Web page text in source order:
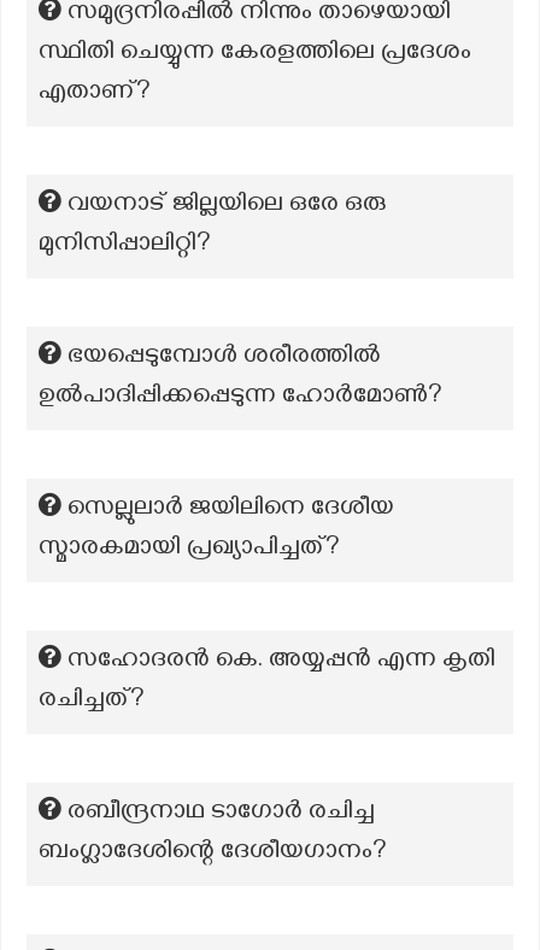
സമുദ്രനിരപ്പില്‍ നിന്നും താഴെയായി
സ്ഥിതി ചെയ്യുന്ന കേരളത്തിലെ പ്രദേശം
എതാണ്?
വയനാട് ‍‍ജില്ലയിലെ ഒരേ ഒരു
മുനിസിപ്പാലിറ്റി?
ഭയപ്പെടുമ്പോൾ ശരീരത്തിൽ
ഉൽപാദിപ്പിക്കപ്പെടുന്ന ഹോർമോൺ?
സെല്ലുലാർ ജയിലിനെ ദേശീയ
സ്മാരകമായി പ്രഖ്യാപിച്ചത്?
സഹോദരന്‍ കെ. അയ്യപ്പന്‍ എന്ന കൃതി
രചിച്ചത്?
രബീന്ദ്രനാഥ ടാഗോർ രചിച്ച
ബംഗ്ലാദേശിന്റെ ദേശീയഗാനം?